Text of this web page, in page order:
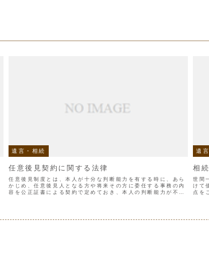
遺言・相続
任意後見契約に関する法律
任意後見制度とは、本人が十分な判断能力を有する時に、あら
かじめ、任意後見人となる方や将来その方に委任する事務の内
容を公正証書による契約で定めておき、本人の判断能力が不十
遺
相
世間
けて
点を